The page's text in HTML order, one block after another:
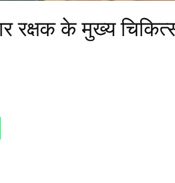
रक्षक के मुख्य